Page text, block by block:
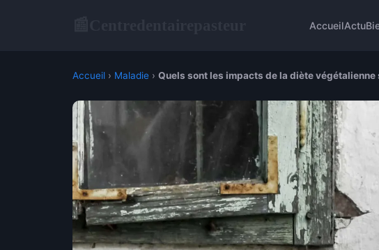
AccueilActu
Accueil › Maladie › Quels sont les impacts de la diète